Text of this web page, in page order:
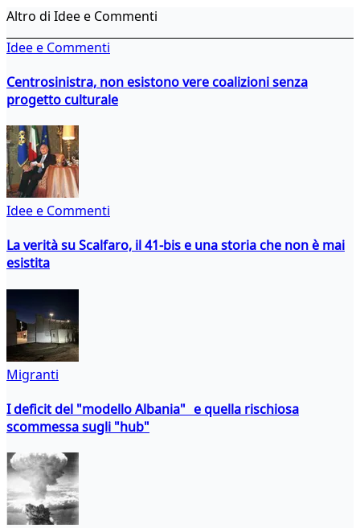
Altro di Idee e Commenti
Idee e Commenti
Centrosinistra, non esistono vere coalizioni senza
progetto culturale
Idee e Commenti
La verità su Scalfaro, il 41-bis e una storia che non è mai
esistita
Migranti
I deficit del "modello Albania" e quella rischiosa
scommessa sugli "hub"